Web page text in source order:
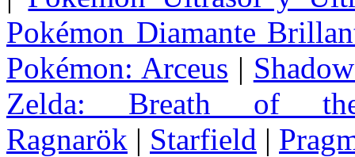
Pokémon Diamante
Pokémon: Arceus |
Zelda: Breath of
Ragnarök | Starfield |